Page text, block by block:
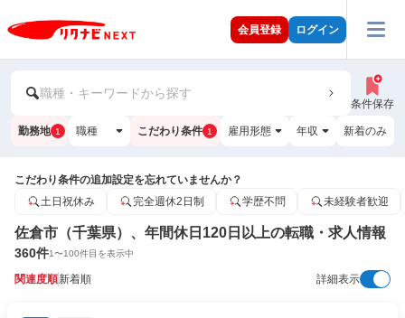
会員登録 ログイン
職種・キーワードから探す
条件保存
勤務地 1 職種 こだわり条件 1 雇用形態 年収 新着のみ
こだわり条件の追加設定を忘れていませんか？
土日祝休み
完全週休2日制 学歴不問 未経験者歓迎
佐倉市（千葉県）、年間休日120日以上の転職・求人情報
360件1〜100件目を表示中
関連度順新着順 詳細表示